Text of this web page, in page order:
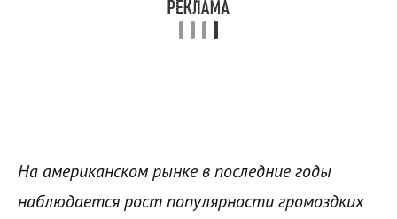
На американском рынке в последние годы
наблюдается рост популярности громоздких